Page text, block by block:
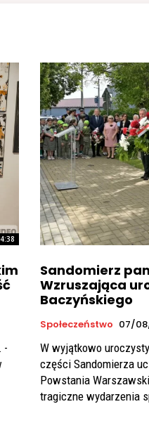
-
Sandomierz
Wzruszająca
Baczyńskiego
Społeczeństwo 07/
W wyjątkowo
części Sandomierza
Powstania
tragiczne wydarzenia